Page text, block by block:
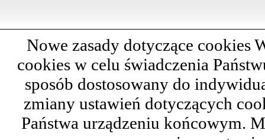
Nowe zasady dotyczące cookies
cookies w celu świadczenia
sposób dostosowany do
zmiany ustawień dotyczących
Państwa urządzeniu końcowym.